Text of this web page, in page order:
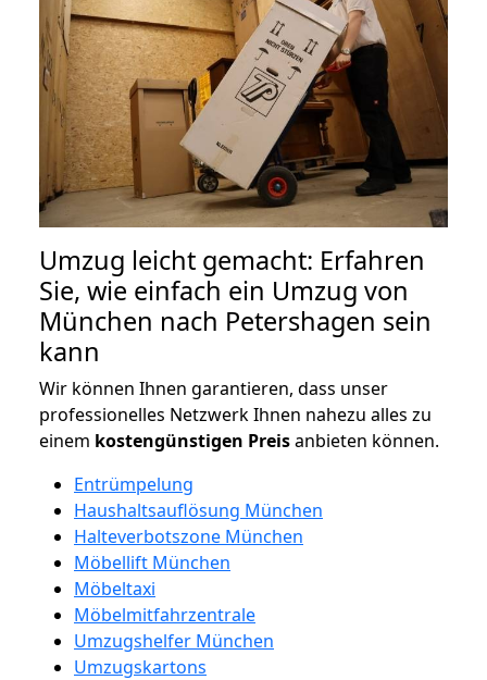
Umzug leicht gemacht: Erfahren
Sie, wie einfach ein Umzug von
München nach Petershagen sein
kann
Wir können Ihnen garantieren, dass unser
professionelles Netzwerk Ihnen nahezu alles zu
einem kostengünstigen Preisanbieten können.
Entrümpelung
Haushaltsauflösung München
Halteverbotszone München
Möbellift München
Möbeltaxi
Möbelmitfahrzentrale
Umzugshelfer München
Umzugskartons